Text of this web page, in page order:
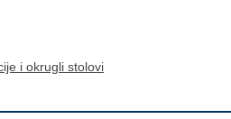
i okrugli stolovi